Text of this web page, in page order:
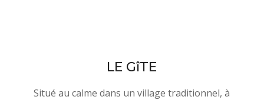
LE GîTE
Situé au calme dans un village traditionnel, à